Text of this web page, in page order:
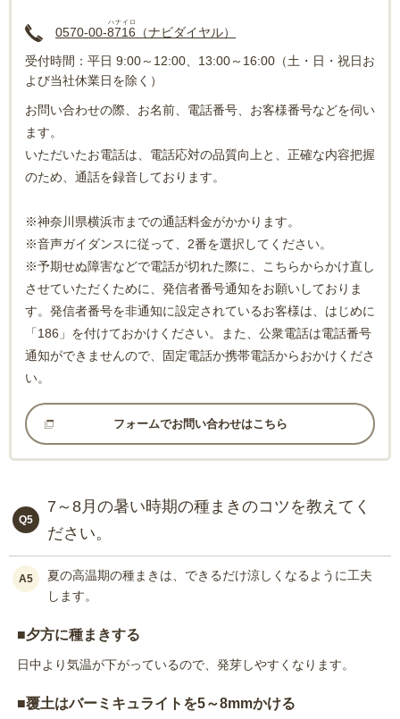
0570-00-8716
ハナイロ
（ナビダイヤル）
受付時間：平日 9:00～12:00、13:00～16:00（土・日・祝日お
よび当社休業日を除く）
お問い合わせの際、お名前、電話番号、お客様番号などを伺い
ます。
いただいたお電話は、電話応対の品質向上と、正確な内容把握
のため、通話を録音しております。
※神奈川県横浜市までの通話料金がかかります。
※音声ガイダンスに従って、2番を選択してください。
※予期せぬ障害などで電話が切れた際に、こちらからかけ直し
させていただくために、発信者番号通知をお願いしておりま
す。発信者番号を非通知に設定されているお客様は、はじめに
「186」を付けておかけください。また、公衆電話は電話番号
通知ができませんので、固定電話か携帯電話からおかけくださ
い。
フォームでお問い合わせはこちら
Q5
7～8月の暑い時期の種まきのコツを教えてく
ださい。
A5
夏の高温期の種まきは、できるだけ涼しくなるように工夫
します。
■夕方に種まきする
日中より気温が下がっているので、発芽しやすくなります。
■覆土はバーミキュライトを5～8mmかける